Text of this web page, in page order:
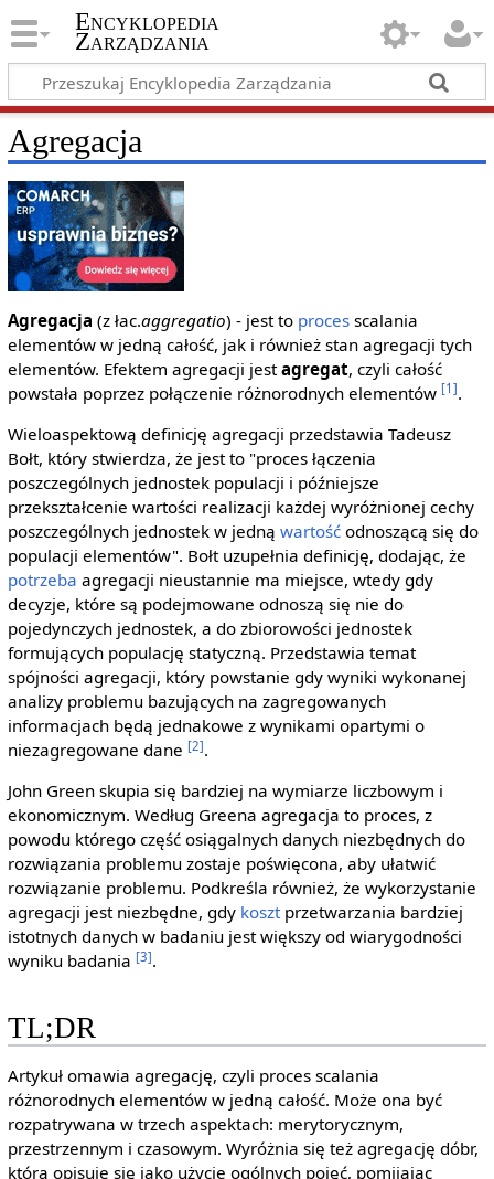
Encyklopedia
Zarządzania
Agregacja
Agregacja (z łac.aggregatio) - jest to processcalania
elementów w jedną całość, jak i również stan agregacji tych
elementów. Efektem agregacji jestagregat, czyli całość
powstała poprzez połączenie różnorodnych elementów [1].
Wieloaspektową definicję agregacji przedstawia Tadeusz
Bołt, który stwierdza, że jest to "proces łączenia
poszczególnych jednostek populacji i późniejsze
przekształcenie wartości realizacji każdej wyróżnionej cechy
poszczególnych jednostek w jedną wartośćodnoszącą się do
populacji elementów". Bołt uzupełnia definicję, dodając, że
potrzeba agregacji nieustannie ma miejsce, wtedy gdy
decyzje, które są podejmowane odnoszą się nie do
pojedynczych jednostek, a do zbiorowości jednostek
formujących populację statyczną. Przedstawia temat
spójności agregacji, który powstanie gdy wyniki wykonanej
analizy problemu bazujących na zagregowanych
informacjach będą jednakowe z wynikami opartymi o
niezagregowane dane [2].
John Green skupia się bardziej na wymiarze liczbowym i
ekonomicznym. Według Greena agregacja to proces, z
powodu którego część osiągalnych danych niezbędnych do
rozwiązania problemu zostaje poświęcona, aby ułatwić
rozwiązanie problemu. Podkreśla również, że wykorzystanie
agregacji jest niezbędne, gdy kosztprzetwarzania bardziej
istotnych danych w badaniu jest większy od wiarygodności
wyniku badania [3].
TL;DR
Artykuł omawia agregację, czyli proces scalania
różnorodnych elementów w jedną całość. Może ona być
rozpatrywana w trzech aspektach: merytorycznym,
przestrzennym i czasowym. Wyróżnia się też agregację dóbr,
którą opisuje się jako użycie ogólnych pojęć, pomijając